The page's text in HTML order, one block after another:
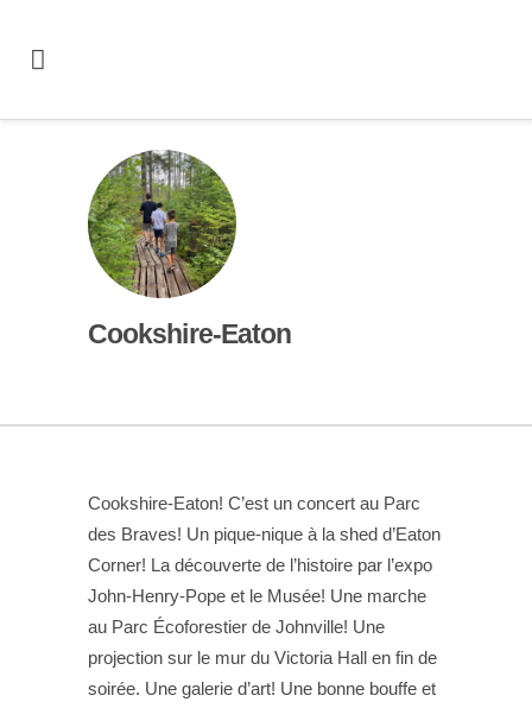
Cookshire-Eaton
Cookshire-Eaton! C’est un concert au Parc
des Braves! Un pique-nique à la shed d’Eaton
Corner! La découverte de l’histoire par l’expo
John-Henry-Pope et le Musée! Une marche
au Parc Écoforestier de Johnville! Une
projection sur le mur du Victoria Hall en fin de
soirée. Une galerie d’art! Une bonne bouffe et